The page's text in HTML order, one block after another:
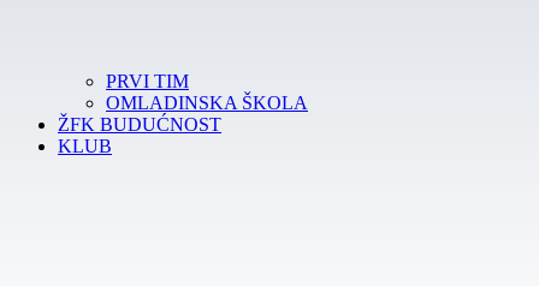
PRVI TIM
OMLADINSKA ŠKOLA
ŽFK BUDUĆNOST
KLUB